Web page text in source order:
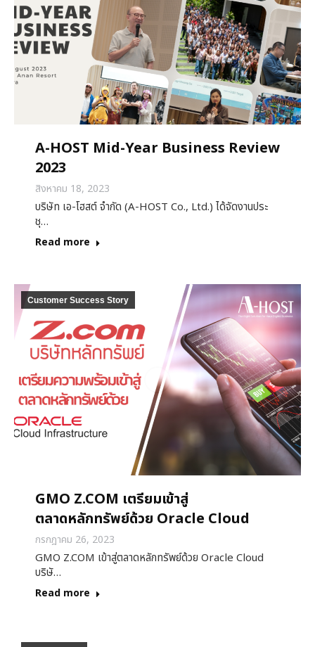
A-HOST Mid-Year Business Review
2023
สิงหาคม 18, 2023
บริษัท เอ-โฮสต์ จำกัด (A-HOST Co., Ltd.) ได้จัดงานประ
ชุ…
Read more
Customer Success Story
GMO Z.COM เตรียมเข้าสู่
ตลาดหลักทรัพย์ด้วย Oracle Cloud
กรกฎาคม 26, 2023
GMO Z.COM เข้าสู่ตลาดหลักทรัพย์ด้วย Oracle Cloud
บริษั…
Read more